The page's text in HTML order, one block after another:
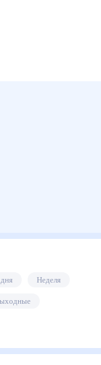
3 дня Неделя
Выходные